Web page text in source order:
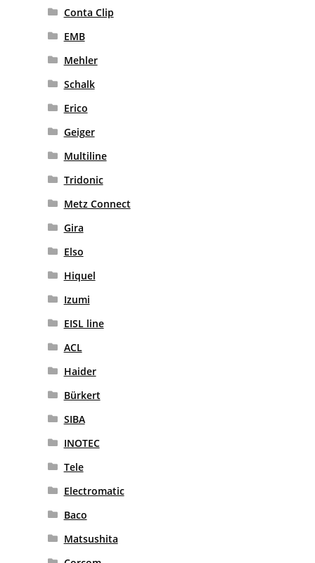
Conta Clip
EMB
Mehler
Schalk
Erico
Geiger
Multiline
Tridonic
Metz Connect
Gira
Elso
Hiquel
Izumi
EISL line
ACL
Haider
Bürkert
SIBA
INOTEC
Tele
Electromatic
Baco
Matsushita